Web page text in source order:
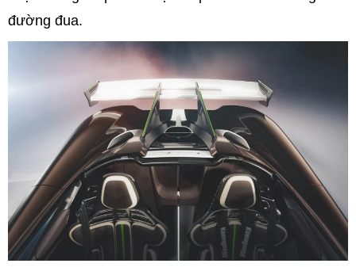
đường đua.